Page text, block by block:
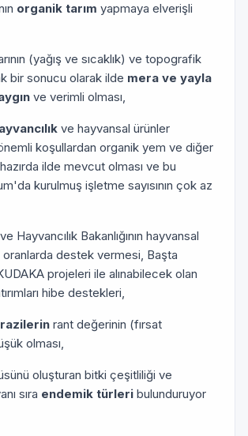
organik tarım yapmaya elverişli
(yağış ve sıcaklık) ve topografik
bir sonucu olarak ilde mera ve yayla
ve verimli olması,
ve hayvansal ürünler
koşullardan organik yem ve diğer
ilde mevcut olması ve bu
kurulmuş işletme sayısının çok az
Hayvancılık Bakanlığının hayvansal
oranlarda destek vermesi, Başta
projeleri ile alınabilecek olan
hibe destekleri,
rant değerinin (fırsat
olması,
oluşturan bitki çeşitliliği ve
sıra endemik türleri bulunduruyor